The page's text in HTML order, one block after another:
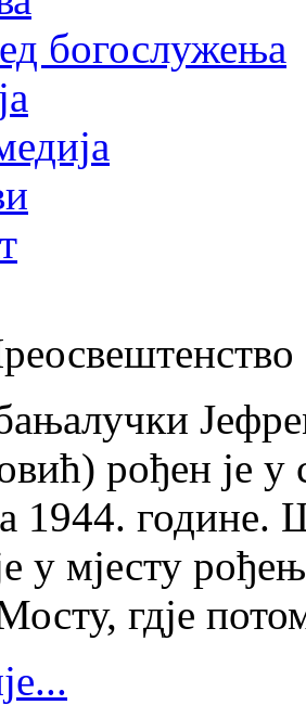
богослужења
рођен је у
1944. године.
у мјесту
гдје